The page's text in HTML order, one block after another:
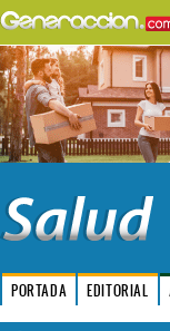
PORTADA EDITORIAL